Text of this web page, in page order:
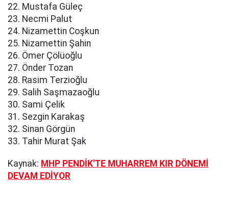
22. Mustafa Güleç
23. Necmi Palut
24. Nizamettin Coşkun
25. Nizamettin Şahin
26. Ömer Çölüoğlu
27. Önder Tozan
28. Rasim Terzioğlu
29. Salih Saşmazaoğlu
30. Sami Çelik
31. Sezgin Karakaş
32. Sinan Görgün
33. Tahir Murat Şak
Kaynak: MHP PENDİK'TE MUHARREM KIR DÖNEMİ
DEVAM EDİYOR